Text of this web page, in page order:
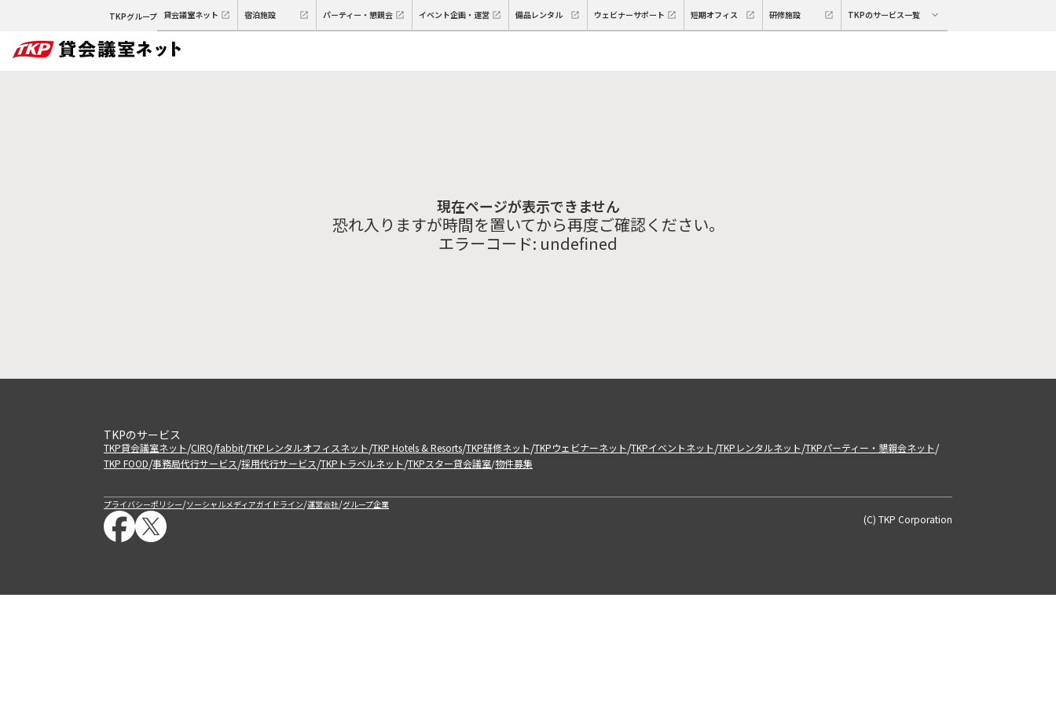
TKPグループ 貸会議室ネット 宿泊施設 パーティー・懇親会 イベント企画・運営 備品レンタル ウェビナーサポート 短期オフィス 研修施設 TKPのサービス一覧
現在ページが表示できません
恐れ入りますが時間を置いてから再度ご確認ください。
エラーコード: undefined
TKPのサービス
TKP貸会議室ネット/CIRQ/fabbit/TKPレンタルオフィスネット/TKP Hotels & Resorts/TKP研修ネット/TKPウェビナーネット/TKPイベントネット/TKPレンタルネット/TKPパーティー・懇親会ネット/
TKP FOOD/事務局代行サービス/採用代行サービス/TKPトラベルネット/TKPスター貸会議室/物件募集
プライバシーポリシー/ソーシャルメディアガイドライン/運営会社/グループ企業
(C) TKP Corporation